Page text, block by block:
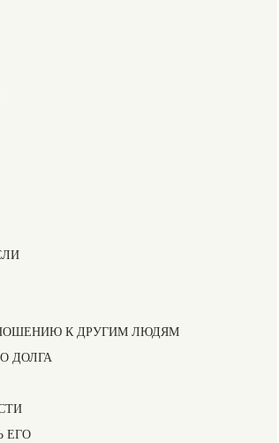
К ДРУГИМ ЛЮДЯМ
ДОЛГА
ЕГО